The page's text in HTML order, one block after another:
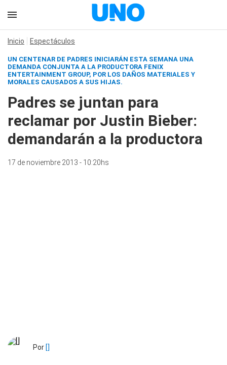
Inicio Espectáculos
UN CENTENAR DE PADRES INICIARÁN ESTA SEMANA UNA
DEMANDA CONJUNTA A LA PRODUCTORA FENIX
ENTERTAINMENT GROUP, POR LOS DAÑOS MATERIALES Y
MORALES CAUSADOS A SUS HIJAS.
Padres se juntan para
reclamar por Justin Bieber:
demandarán a la productora
17 de noviembre 2013 - 10:20hs
Por []